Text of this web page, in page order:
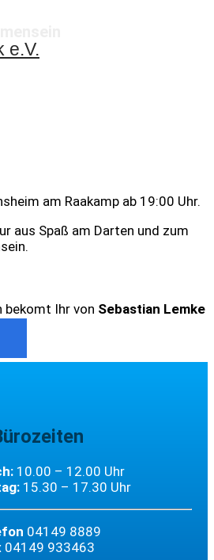
e.V.
am Raakamp ab 19:00 Uhr.
aus Spaß am Darten und zum
Ihr von Sebastian Lemke
10.00 – 12.00 Uhr
15.30 – 17.30 Uhr
04149 8889
04149 933463